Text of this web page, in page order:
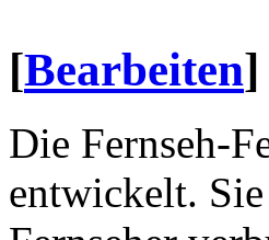
[Bearbeiten]
Die Fernseh-
entwickelt.